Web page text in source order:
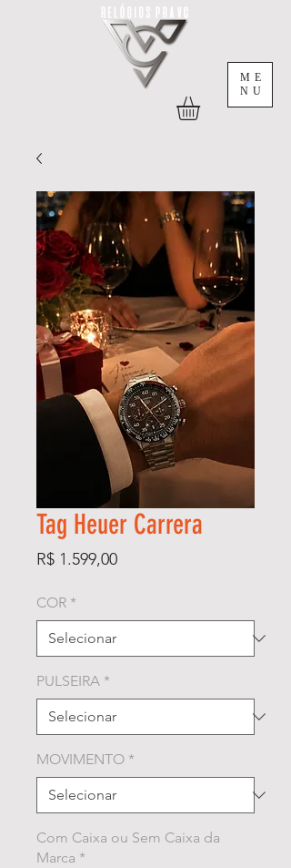
ME
NU
Tag Heuer Carrera
R$ 1.599,00Preço
COR *
PULSEIRA *
MOVIMENTO *
Com Caixa ou Sem Caixa da
Marca *